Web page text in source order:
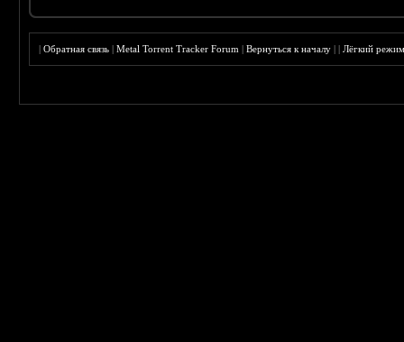
|Обратная связь |Metal Torrent Tracker Forum |Вернуться к началу ||Лёгкий